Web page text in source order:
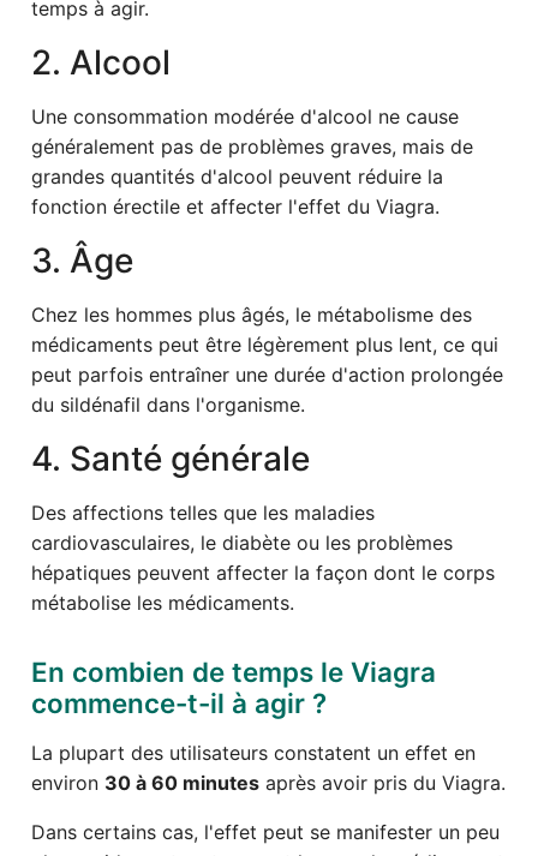
temps à agir.
2. Alcool
Une consommation modérée d'alcool ne cause
généralement pas de problèmes graves, mais de
grandes quantités d'alcool peuvent réduire la
fonction érectile et affecter l'effet du Viagra.
3. Âge
Chez les hommes plus âgés, le métabolisme des
médicaments peut être légèrement plus lent, ce qui
peut parfois entraîner une durée d'action prolongée
du sildénafil dans l'organisme.
4. Santé générale
Des affections telles que les maladies
cardiovasculaires, le diabète ou les problèmes
hépatiques peuvent affecter la façon dont le corps
métabolise les médicaments.
En combien de temps le Viagra
commence-t-il à agir ?
La plupart des utilisateurs constatent un effet en
environ 30 à 60 minutes après avoir pris du Viagra.
Dans certains cas, l'effet peut se manifester un peu